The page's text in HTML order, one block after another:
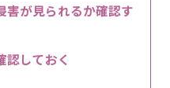
害が見られるか確認す
認しておく